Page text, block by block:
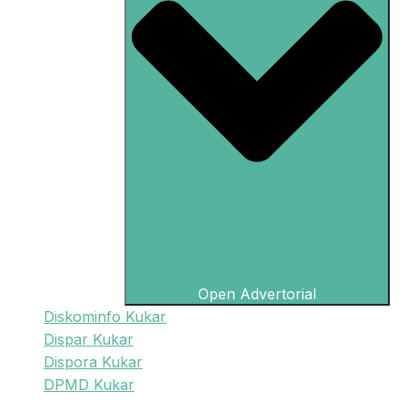
Open Advertorial
Diskominfo Kukar
Dispar Kukar
Dispora Kukar
DPMD Kukar